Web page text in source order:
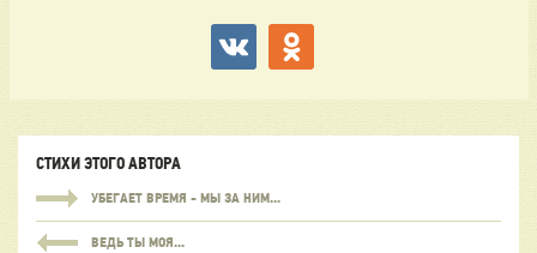
СТИХИ ЭТОГО АВТОРА
УБЕГАЕТ ВРЕМЯ - МЫ ЗА НИМ...
ВЕДЬ ТЫ МОЯ...